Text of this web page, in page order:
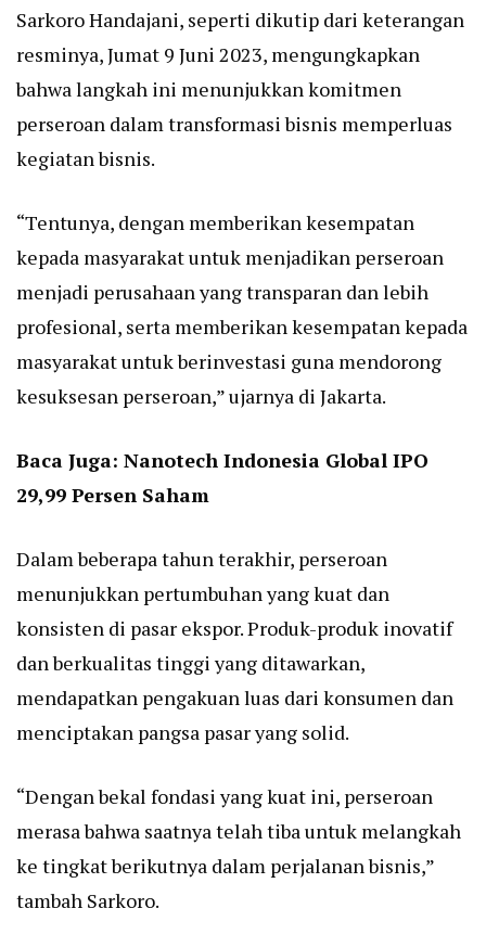
Sarkoro Handajani, seperti dikutip dari keterangan
resminya, Jumat 9 Juni 2023, mengungkapkan
bahwa langkah ini menunjukkan komitmen
perseroan dalam transformasi bisnis memperluas
kegiatan bisnis.
“Tentunya, dengan memberikan kesempatan
kepada masyarakat untuk menjadikan perseroan
menjadi perusahaan yang transparan dan lebih
profesional, serta memberikan kesempatan kepada
masyarakat untuk berinvestasi guna mendorong
kesuksesan perseroan,” ujarnya di Jakarta.
Baca Juga: Nanotech Indonesia Global IPO
29,99 Persen Saham
Dalam beberapa tahun terakhir, perseroan
menunjukkan pertumbuhan yang kuat dan
konsisten di pasar ekspor. Produk-produk inovatif
dan berkualitas tinggi yang ditawarkan,
mendapatkan pengakuan luas dari konsumen dan
menciptakan pangsa pasar yang solid.
“Dengan bekal fondasi yang kuat ini, perseroan
merasa bahwa saatnya telah tiba untuk melangkah
ke tingkat berikutnya dalam perjalanan bisnis,”
tambah Sarkoro.